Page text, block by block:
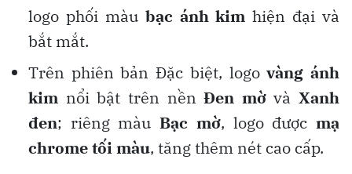
logo phối màu bạc ánh kim hiện đại và
bắt mắt.
Trên phiên bản Đặc biệt, logovàng ánh
kim nổi bật trên nềnĐen mờvà Xanh
đen; riêng màuBạc mờ, logo đượcmạ
chrome tối màu, tăng thêm nét cao cấp.